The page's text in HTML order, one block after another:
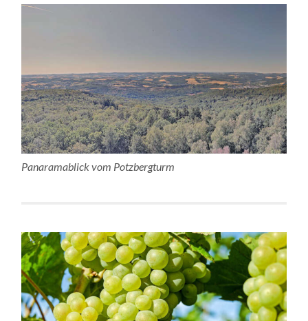
Panaramablick vom Potzbergturm